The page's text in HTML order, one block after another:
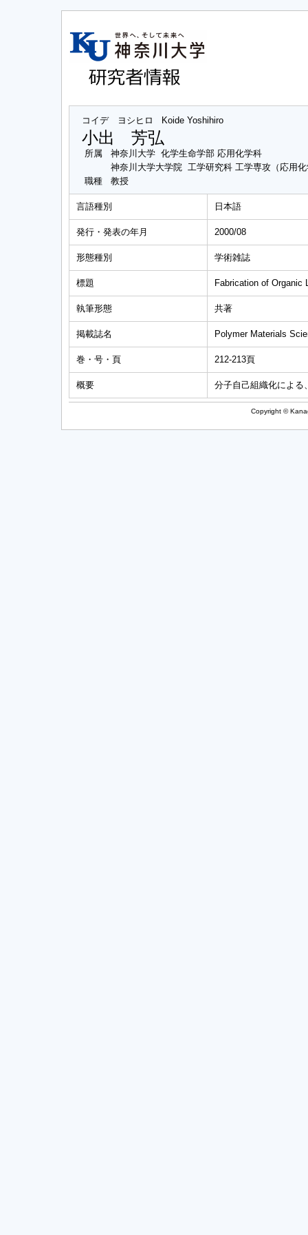
コイデ ヨシヒロ Koide Yoshihiro
小出 芳弘
所属
神奈川大学 化学生命学部 応用化学科
神奈川大学大学院 工学研究科 工学専攻（応用
職種
教授
言語種別 日本語
発行・発表の年月 2000/08
形態種別 学術雑誌
標題 Fabrication of Organic
執筆形態 共著
掲載誌名 Polymer Materials
巻・号・頁 212-213頁
概要 分子自己組織化による
Copyright ©